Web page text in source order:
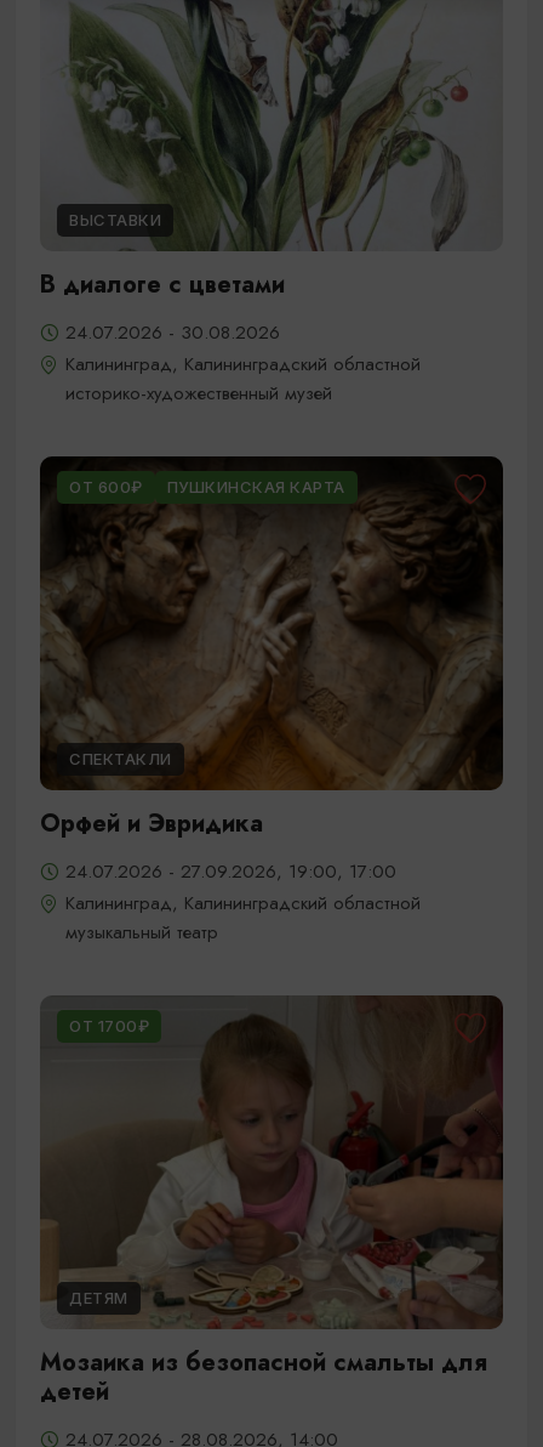
ВЫСТАВКИ
В диалоге с цветами
24.07.2026 - 30.08.2026
Калининград, Калининградский областной
историко-художественный музей
ОТ 600₽ ПУШКИНСКАЯ КАРТА
СПЕКТАКЛИ
Орфей и Эвридика
24.07.2026 - 27.09.2026, 19:00, 17:00
Калининград, Калининградский областной
музыкальный театр
ОТ 1700₽
ДЕТЯМ
Мозаика из безопасной смальты для
детей
24.07.2026 - 28.08.2026, 14:00